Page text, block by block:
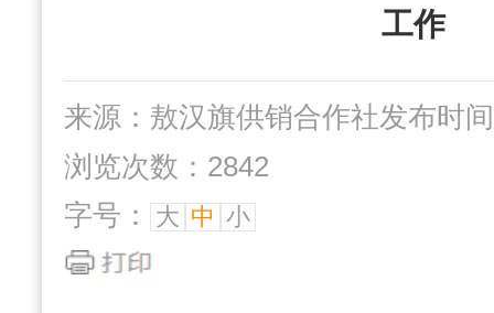
工作
来源：敖汉旗供销合作社发布时
浏览次数：2842
字号：
大 中 小